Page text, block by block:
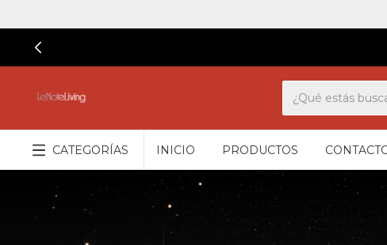
CATEGORÍAS INICIO PRODUCTOS